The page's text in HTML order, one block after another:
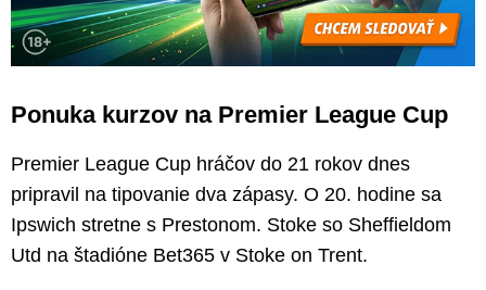
Ponuka kurzov na Premier League Cup
Premier League Cup hráčov do 21 rokov dnes
pripravil na tipovanie dva zápasy. O 20. hodine sa
Ipswich stretne s Prestonom. Stoke so Sheffieldom
Utd na štadióne Bet365 v Stoke on Trent.